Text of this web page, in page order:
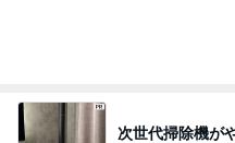
次世代掃除機が